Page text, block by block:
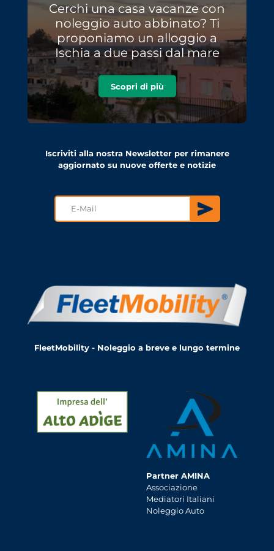
Cerchi una casa vacanze con
noleggio auto abbinato? Ti
proponiamo un alloggio a
Ischia a due passi dal mare
Scopri di più
Iscriviti alla nostra Newsletter per rimanere
aggiornato su nuove offerte e notizie
FleetMobility - Noleggio a breve e lungo termine
Partner AMINA
Associazione
Mediatori Italiani
Noleggio Auto